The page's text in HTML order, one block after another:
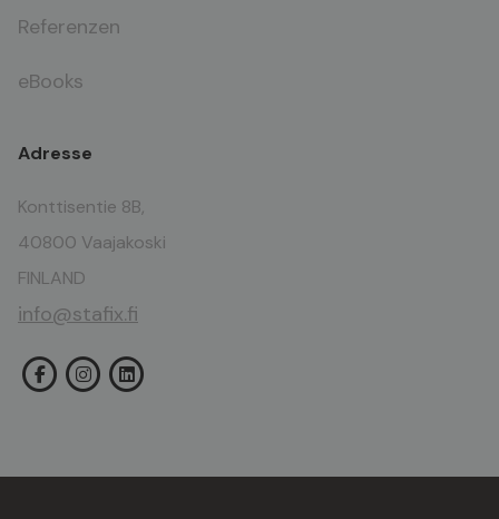
Referenzen
eBooks
Adresse
Konttisentie 8B,
40800 Vaajakoski
FINLAND
info@stafix.fi